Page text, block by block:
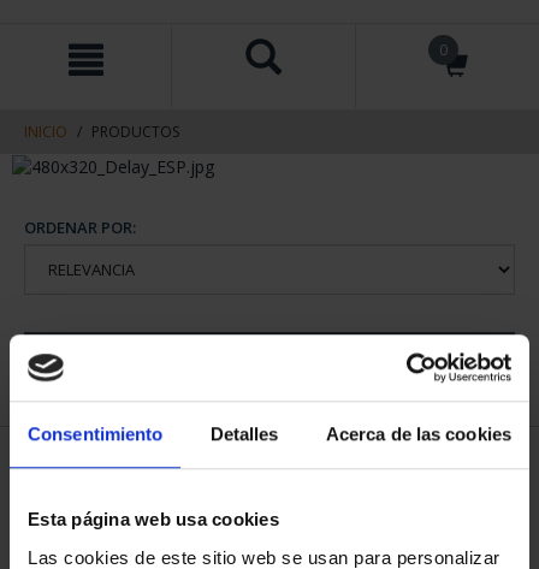
Consentimiento Detalles Acerca de las cookies
Esta página web usa cookies
Las cookies de este sitio web se usan para personalizar
contenido
navegacin
0
INICIO PRODUCTOS
ORDENAR POR:
1 Productos encontrados